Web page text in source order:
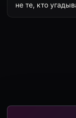
не те, кто